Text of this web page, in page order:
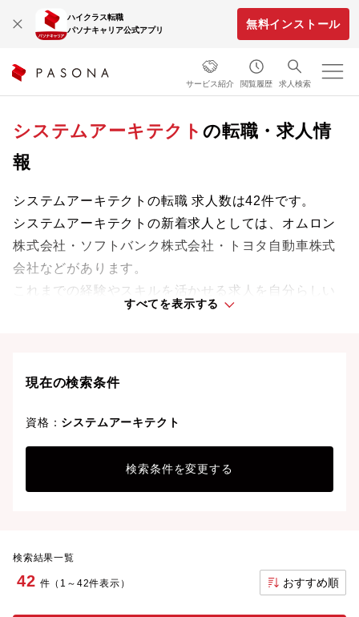
ハイクラス転職
パソナキャリア公式アプリ
無料インストール
サービス紹介 閲覧履歴 求人検索
システムアーキテクトの転職・求人情
報
システムアーキテクトの転職 求人数は42件です。
システムアーキテクトの新着求人としては、オムロン
株式会社・ソフトバンク株式会社・トヨタ自動車株式
会社などがあります。
これまでの経験やスキルを活かせる求人を自分らしい
ライフスタイルや働きやすさを重視した条件で探せま
すべてを表示する
現在の検索条件
資格： システムアーキテクト
検索条件を変更する
検索結果一覧
42 件（1～42件表示） おすすめ順